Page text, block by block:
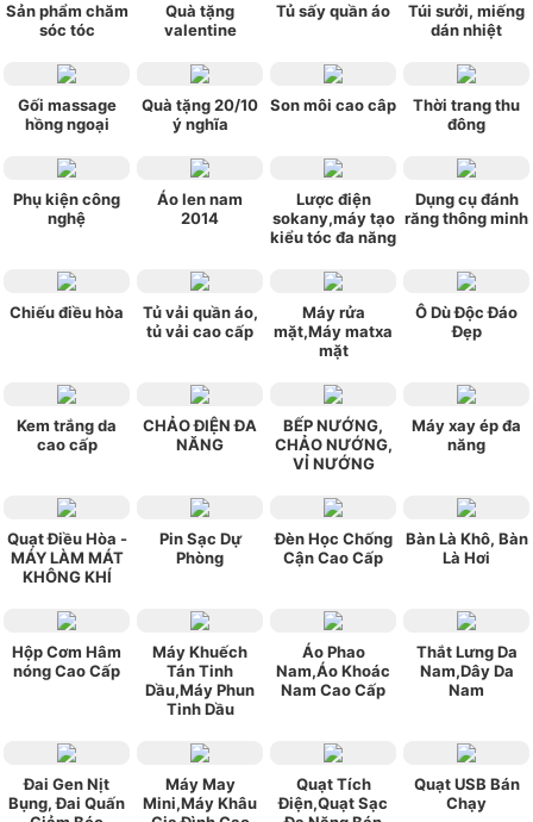
Sản phẩm chăm
sóc tóc
Quà tặng
valentine
Tủ sấy quần áo
Túi sưởi, miếng
dán nhiệt
Gối massage
hồng ngoại
Quà tặng 20/10
ý nghĩa
Son môi cao câp
Thời trang thu
đông
Phụ kiện công
nghệ
Áo len nam
2014
Lược điện
sokany,máy tạo
kiểu tóc đa năng
Dụng cụ đánh
răng thông minh
Chiếu điều hòa
Tủ vải quần áo,
tủ vải cao cấp
Máy rửa
mặt,Máy matxa
mặt
Ô Dù Độc Đáo
Đẹp
Kem trắng da
cao cấp
CHẢO ĐIỆN ĐA
NĂNG
BẾP NƯỚNG,
CHẢO NƯỚNG,
VỈ NƯỚNG
Máy xay ép đa
năng
Quạt Điều Hòa -
MÁY LÀM MÁT
KHÔNG KHÍ
Pin Sạc Dự
Phòng
Đèn Học Chống
Cận Cao Cấp
Bàn Là Khô, Bàn
Là Hơi
Hộp Cơm Hâm
nóng Cao Cấp
Máy Khuếch
Tán Tinh
Dầu,Máy Phun
Tinh Dầu
Áo Phao
Nam,Áo Khoác
Nam Cao Cấp
Thắt Lưng Da
Nam,Dây Da
Nam
Đai Gen Nịt
Bụng, Đai Quấn
Máy May
Mini,Máy Khâu
Quạt Tích
Điện,Quạt Sạc
Quạt USB Bán
Chạy